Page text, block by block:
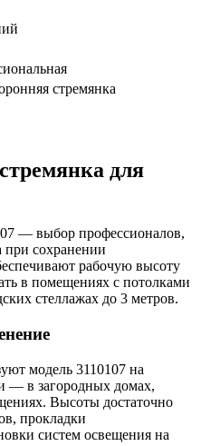
стремянка
для
— выбор профессионалов,
сохранении
рабочую высоту
в помещениях с потолками
стеллажах до 3 метров.
модель 3110107 на
— в загородных домах,
Высоты достаточно
прокладки
систем освещения на